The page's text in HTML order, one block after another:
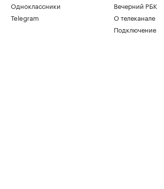
Одноклассники
Telegram
Вечерний РБК
О телеканале
Подключение